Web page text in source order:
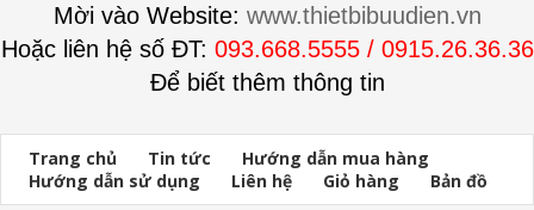
Mời vào Website: www.thietbibuudien.vn
Hoặc liên hệ số ĐT: 093.668.5555 / 0915.26.36.36
Để biết thêm thông tin
Trang chủ Tin tức
Hướng dẫn mua hàng
Hướng dẫn sử dụng
Liên hệ Giỏ hàng Bản đồ